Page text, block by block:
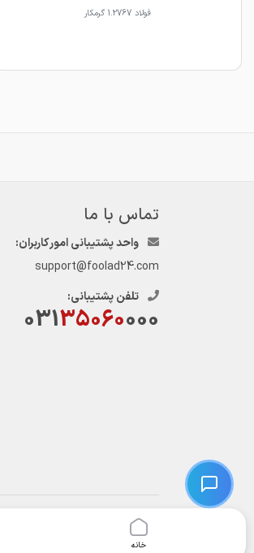
فولاد 1.2767 گرمکار
تماس با ما
واحد پشتیبانی امور کاربران:
support@foolad24.com
تلفن پشتیبانی:
03135060000
© کلیه حقوق این وب‌سایت و سرویس‌های آن
خانه